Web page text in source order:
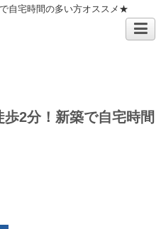
自宅時間の多い方オススメ★
2分！新築で自宅時間